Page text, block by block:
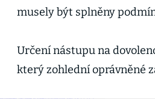
musely být splněny
Určení nástupu na
který zohlední oprávněné